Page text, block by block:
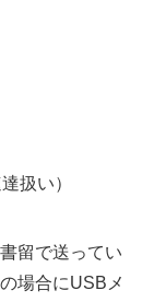
扱い）
留で送ってい
場合にUSBメ